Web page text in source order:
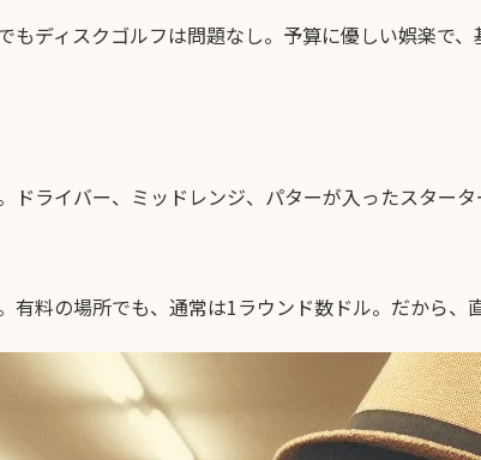
もディスクゴルフは問題なし。予算に優しい娯楽で
ドライバー、ミッドレンジ、パターが入ったスター
有料の場所でも、通常は1ラウンド数ドル。だから、